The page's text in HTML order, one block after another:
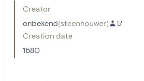
Creator
onbekend(steenhouwer)
Creation date
1580